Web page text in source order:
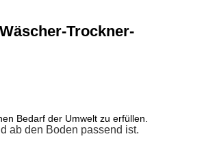
Trockner-
Bedarf der Umwelt zu erfüllen.
ab den Boden passend ist.